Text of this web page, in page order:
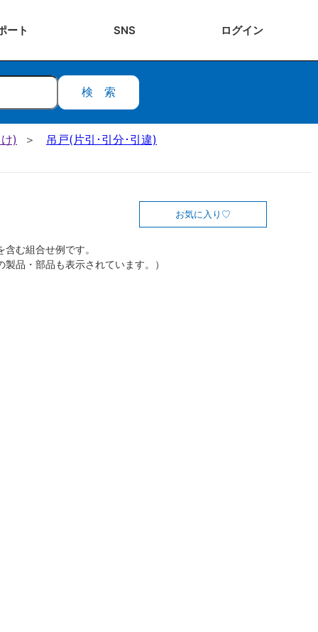
ート SNS ログイン
検索
) 吊戸(片引･引分･引違)
お気に入り
む組合せ例です。
製品・部品も表示されています。）